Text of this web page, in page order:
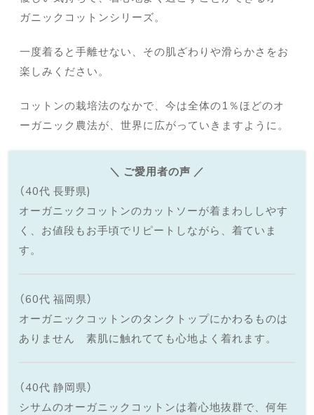
ガニックコットンシリーズ。
一度着ると手離せない、その肌ざわりや滑らかさをお
楽しみください。
コットンの栽培法のなかで、今は全体の1％ほどのオ
ーガニック農法が、世界に広がっていきますように。
＼ ご愛用者の声 ／
（40代 長野県)
オーガニックコットンのカットソーが着まわししやす
く、お値段もお手頃でリピートしながら、着ていま
す。
（60代 福岡県）
オーガニックコットンのタンクトップにかわるものは
ありません 素肌に触れてても心地よく着れます。
（40代 静岡県）
シサムのオーガニックコットンは着心地抜群で、何年